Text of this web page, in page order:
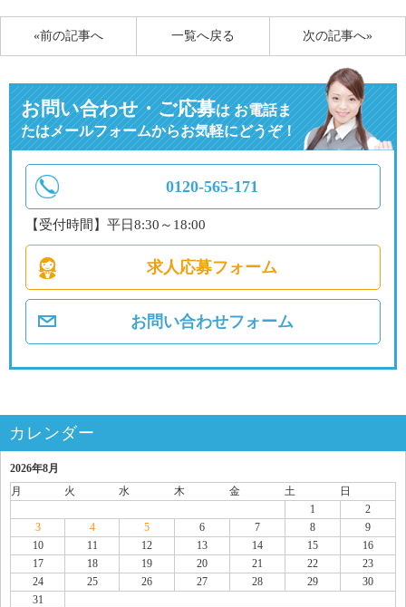
«前の記事へ 次の記事へ»
一覧へ戻る
お問い合わせ・ご応募はお電話ま
たはメールフォームからお気軽にどうぞ！
0120-565-171
【受付時間】平日8:30～18:00
求人応募フォーム
お問い合わせフォーム
カレンダー
2026年8月
月
火 水 木 金 土
日
1
2
3
4 5 6 7 8
9
10
11 12 13 14 15
16
17
18 19 20 21 22
23
24
25 26 27 28 29
30
31